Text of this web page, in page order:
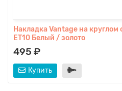
Накладка Vantage на
ET10 Белый / золото
495 ₽
Купить